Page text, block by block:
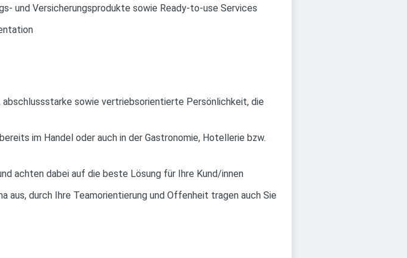
und Versicherungsprodukte sowie Ready-to-use Services
sowie vertriebsorientierte Persönlichkeit, die
im Handel oder auch in der Gastronomie, Hotellerie bzw.
achten dabei auf die beste Lösung für Ihre Kund/innen
aus, durch Ihre Teamorientierung und Offenheit tragen auch Sie